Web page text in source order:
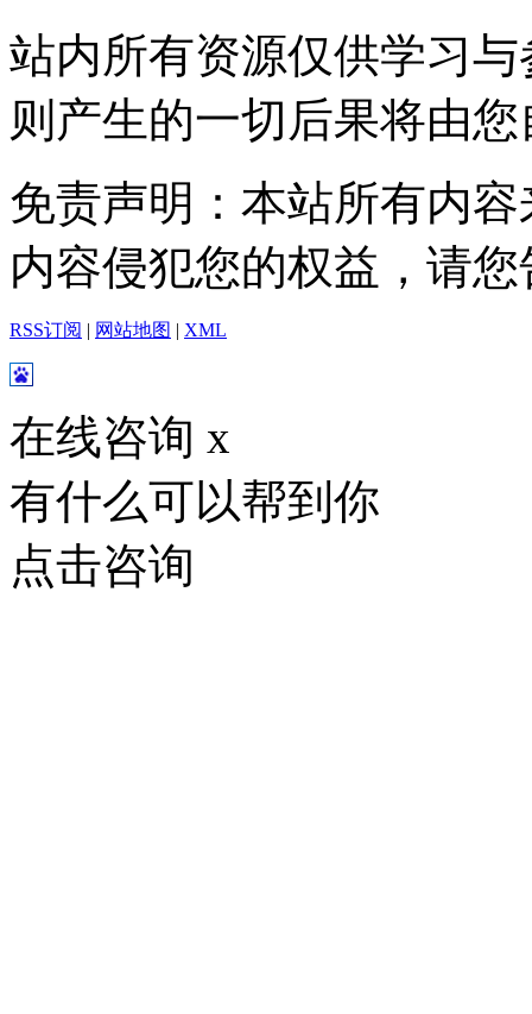
站内所有资源仅供学习
则产生的一切后果将由
免责声明：本站所有内
内容侵犯您的权益，请
RSS订阅 | 网站地图 | XML
在线咨询 x
有什么可以帮到你
点击咨询